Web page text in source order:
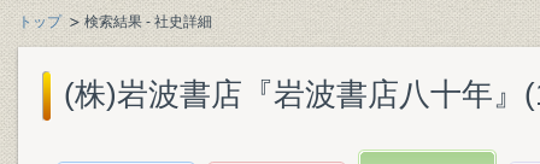
トップ 検索結果 - 社史詳細
(株)岩波書店『岩波書店八十年』